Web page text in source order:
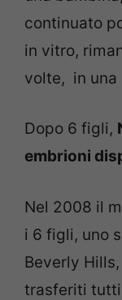
continuato
in vitro,
volte, in una
Dopo 6 figli,
embrioni
Nel 2008 il
i 6 figli, uno
Beverly
trasferiti tutti